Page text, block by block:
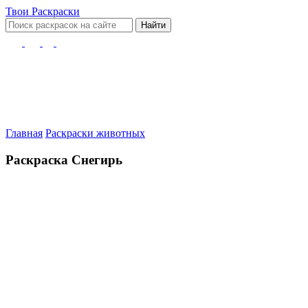
Твои Раскраски
Найти
Главная Раскраски животных
Раскраска Снегирь